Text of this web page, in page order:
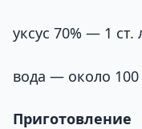
уксус 70% — 1 ст.
вода — около
Приготовление